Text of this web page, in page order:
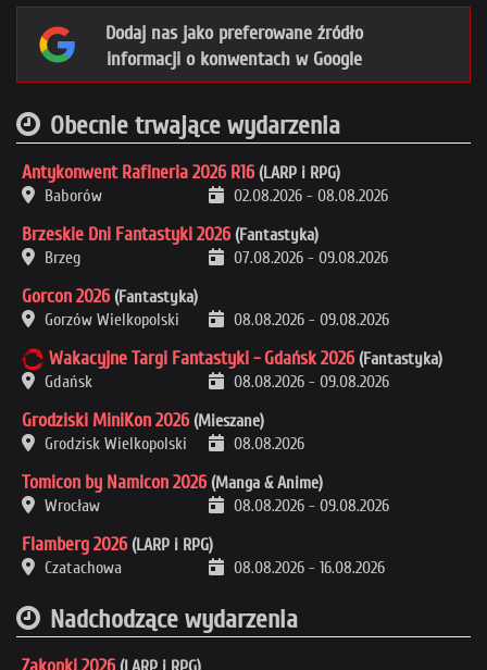
Dodaj nas jako preferowane źródło
informacji o konwentach w Google
Obecnie trwające wydarzenia
Antykonwent Rafineria 2026 R16 (LARP i RPG)
Baborów
02.08.2026 - 08.08.2026
Brzeskie Dni Fantastyki 2026 (Fantastyka)
Brzeg
07.08.2026 - 09.08.2026
Gorcon 2026 (Fantastyka)
Gorzów Wielkopolski
08.08.2026 - 09.08.2026
Wakacyjne Targi Fantastyki - Gdańsk 2026 (Fantastyka)
Gdańsk
08.08.2026 - 09.08.2026
Grodziski MiniKon 2026 (Mieszane)
Grodzisk Wielkopolski
08.08.2026
Tomicon by Namicon 2026 (Manga & Anime)
Wrocław
08.08.2026 - 09.08.2026
Flamberg 2026 (LARP i RPG)
Czatachowa
08.08.2026 - 16.08.2026
Nadchodzące wydarzenia